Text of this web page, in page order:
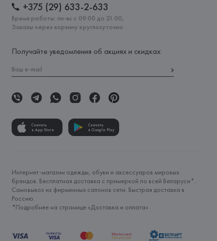
+375 (29) 633-2-633
Время работы: пн-вс с 09:00 до 21:00,
Заказы через корзину круглосуточно
Получайте уведомления об акциях и скидках:
Скачать
в App Store
Скачать
в Google Play
Интернет-магазин одежды, обуви и аксессуаров мировых
брендов. Бесплатная доставка с примеркой по всей Беларуси*.
Самовывоз из фирменных салонов сети. Быстрая доставка в
Россию.
*Подробнее на странице «Доставка и оплата»